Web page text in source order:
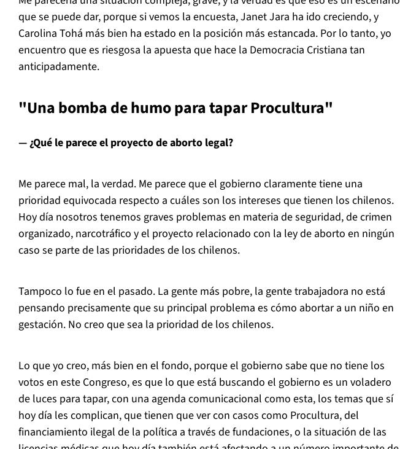
que se puede dar, porque si vemos la encuesta, Janet Jara ha ido creciendo, y
Carolina Tohá más bien ha estado en la posición más estancada. Por lo tanto, yo
encuentro que es riesgosa la apuesta que hace la Democracia Cristiana tan
anticipadamente.
"Una bomba de humo para tapar Procultura"
— ¿Qué le parece el proyecto de aborto legal?
Me parece mal, la verdad. Me parece que el gobierno claramente tiene una
prioridad equivocada respecto a cuáles son los intereses que tienen los chilenos.
Hoy día nosotros tenemos graves problemas en materia de seguridad, de crimen
organizado, narcotráfico y el proyecto relacionado con la ley de aborto en ningún
caso se parte de las prioridades de los chilenos.
Tampoco lo fue en el pasado. La gente más pobre, la gente trabajadora no está
pensando precisamente que su principal problema es cómo abortar a un niño en
gestación. No creo que sea la prioridad de los chilenos.
Lo que yo creo, más bien en el fondo, porque el gobierno sabe que no tiene los
votos en este Congreso, es que lo que está buscando el gobierno es un voladero
de luces para tapar, con una agenda comunicacional como esta, los temas que sí
hoy día les complican, que tienen que ver con casos como Procultura, del
financiamiento ilegal de la política a través de fundaciones, o la situación de las